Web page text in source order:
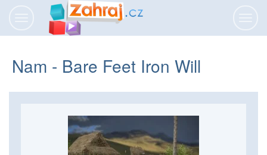
Nam - Bare Feet Iron Will